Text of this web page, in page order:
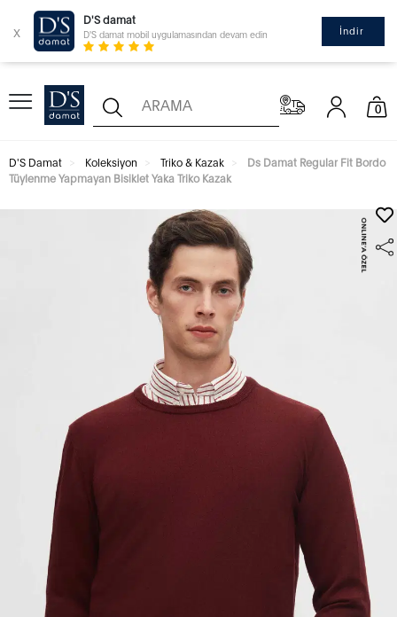
x
D'S damat
D'S damat mobil uygulamasından devam edin İndir
0
D'S Damat Koleksiyon Triko & Kazak
Ds Damat Regular Fit Bordo
Tüylenme Yapmayan Bisiklet Yaka Triko Kazak